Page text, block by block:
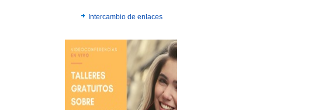
Intercambio de enlaces